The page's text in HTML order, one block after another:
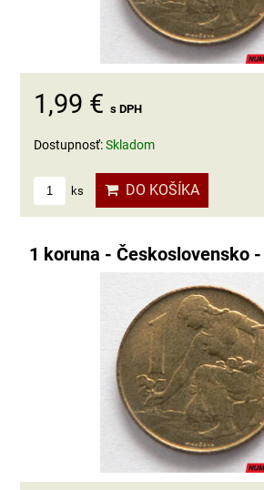
1,99 € s DPH
Dostupnosť:Skladom
ks DO KOŠÍKA
1 koruna - Československo